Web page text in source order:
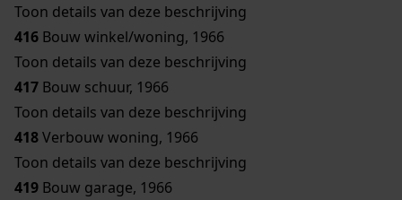
Toon details van deze beschrijving
416 Bouw winkel/woning, 1966
Toon details van deze beschrijving
417 Bouw schuur, 1966
Toon details van deze beschrijving
418Verbouw woning, 1966
Toon details van deze beschrijving
419 Bouw garage, 1966